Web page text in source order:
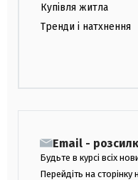
Купівля житла
Тренди і натхнення
Email -
Будьте в курсі всіх
Перейдіть на